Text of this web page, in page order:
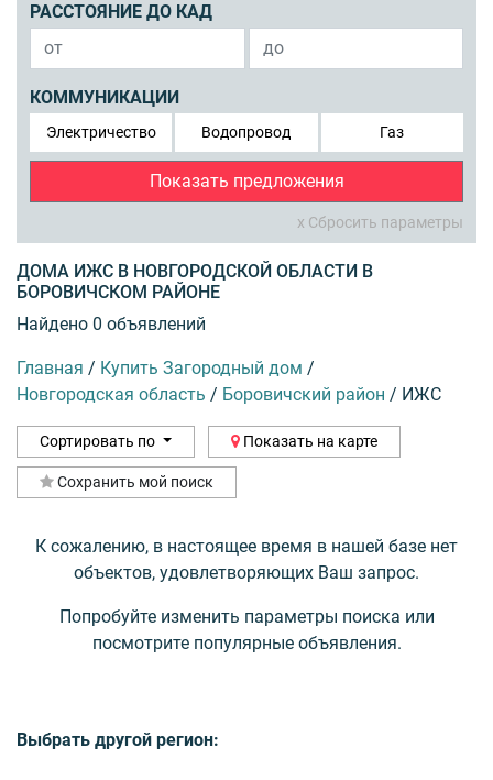
РАССТОЯНИЕ ДО КАД
КОММУНИКАЦИИ
Электричество Водопровод Газ
Показать предложения
x Сбросить параметры
ДОМА ИЖС В НОВГОРОДСКОЙ ОБЛАСТИ В
БОРОВИЧСКОМ РАЙОНЕ
Найдено 0 объявлений
Главная / Купить Загородный дом /
Новгородская область / Боровичский район / ИЖС
Сортировать по Показать на карте
Сохранить мой поиск
К сожалению, в настоящее время в нашей базе нет
объектов, удовлетворяющих Ваш запрос.
Попробуйте изменить параметры поиска или
посмотрите популярные объявления.
Выбрать другой регион: